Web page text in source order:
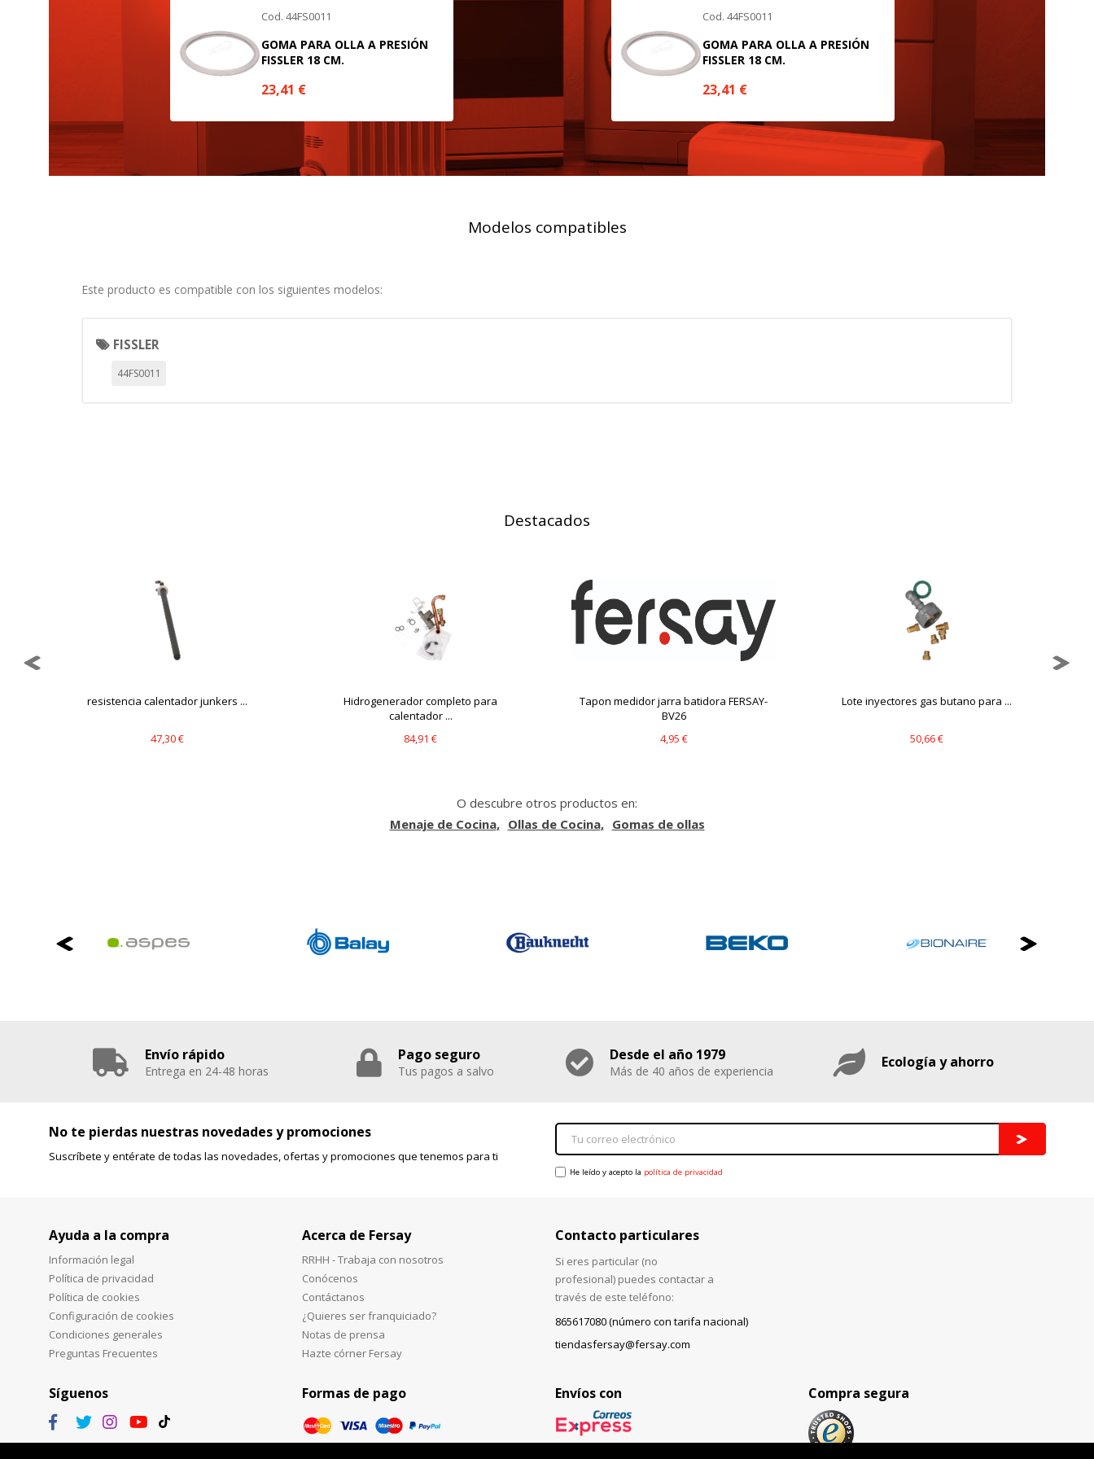
Cod. 44FS0011
GOMA PARA OLLA A PRESIÓN
FISSLER 18 CM.
23,41 €
Cod. 44FS0011
GOMA PARA OLLA A PRESIÓN
FISSLER 18 CM.
23,41 €
Modelos compatibles
Este producto es compatible con los siguientes modelos:
FISSLER
44FS0011
Destacados
resistencia calentador junkers ...
47,30 €
Hidrogenerador completo para
calentador ...
84,91 €
Tapon medidor jarra batidora FERSAY-
BV26
4,95 €
Lote inyectores gas butano para ...
50,66 €
O descubre otros productos en:
Menaje de Cocina
Ollas de Cocina Gomas de ollas
Envío rápido
Entrega en 24-48 horas
Pago seguro
Tus pagos a salvo
Desde el año 1979
Más de 40 años de experiencia Ecología y ahorro
No te pierdas nuestras novedades y promociones
Suscríbete y entérate de todas las novedades, ofertas y promociones que tenemos para ti
He leído y acepto la política de privacidad
Ayuda a la compra
Información legal
Política de privacidad
Política de cookies
Configuración de cookies
Condiciones generales
Preguntas Frecuentes
Acerca de Fersay
RRHH - Trabaja con nosotros
Conócenos
Contáctanos
¿Quieres ser franquiciado?
Notas de prensa
Hazte córner Fersay
Contacto particulares
Si eres particular (no
profesional) puedes contactar a
través de este teléfono:
865617080 (número con tarifa nacional)
tiendasfersay@fersay.com
Síguenos Formas de pago Envíos con Compra segura
estas cookies es agregada y, por lo tanto, es anónima.
_utma,_utmb,_utmc,_utmz,_utmt,_utmz,_atuvc,_atuvs, _ga, _gid, _evPromtCookies
Cookies dirigidas
empresas para crear un perfil de sus intereses y mostrarle anuncios relevantes en otros sitios. No almacenan directamente información
personal, sino que se basan en la identificación única de su navegador y dispositivo de Internet.
Cookies Utilizadas: